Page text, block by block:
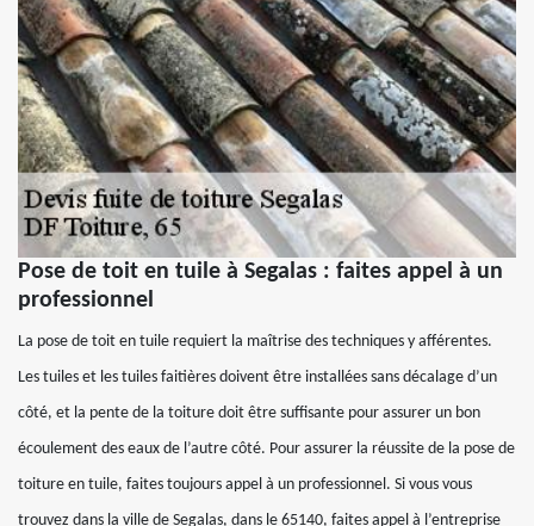
Pose de toit en tuile à Segalas : faites appel à un
professionnel
La pose de toit en tuile requiert la maîtrise des techniques y afférentes.
Les tuiles et les tuiles faitières doivent être installées sans décalage d’un
côté, et la pente de la toiture doit être suffisante pour assurer un bon
écoulement des eaux de l’autre côté. Pour assurer la réussite de la pose de
toiture en tuile, faites toujours appel à un professionnel. Si vous vous
trouvez dans la ville de Segalas, dans le 65140, faites appel à l’entreprise